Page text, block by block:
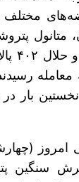
مختلف
اصفهان،
بار